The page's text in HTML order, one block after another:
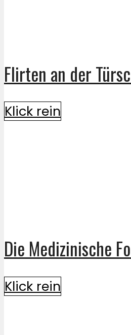
Flirten an der
Klick rein
Die Medizinische
Klick rein